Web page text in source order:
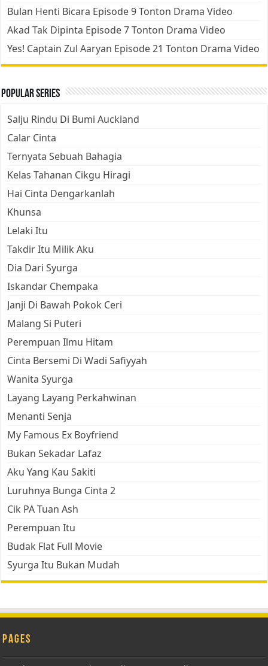
Bulan Henti Bicara Episode 9 Tonton Drama Video
Akad Tak Dipinta Episode 7 Tonton Drama Video
Yes! Captain Zul Aaryan Episode 21 Tonton Drama Video
Popular Series
Salju Rindu Di Bumi Auckland
Calar Cinta
Ternyata Sebuah Bahagia
Kelas Tahanan Cikgu Hiragi
Hai Cinta Dengarkanlah
Khunsa
Lelaki Itu
Takdir Itu Milik Aku
Dia Dari Syurga
Iskandar Chempaka
Janji Di Bawah Pokok Ceri
Malang Si Puteri
Perempuan Ilmu Hitam
Cinta Bersemi Di Wadi Safiyyah
Wanita Syurga
Layang Layang Perkahwinan
Menanti Senja
My Famous Ex Boyfriend
Bukan Sekadar Lafaz
Aku Yang Kau Sakiti
Luruhnya Bunga Cinta 2
Cik PA Tuan Ash
Perempuan Itu
Budak Flat Full Movie
Syurga Itu Bukan Mudah
Pages